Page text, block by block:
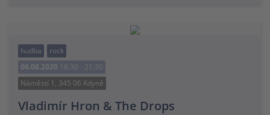
hudba
rock
06.08.2020 18:30 - 21:30
Náměstí 1, 345 06 Kdyně
Vladimír Hron & The Drops